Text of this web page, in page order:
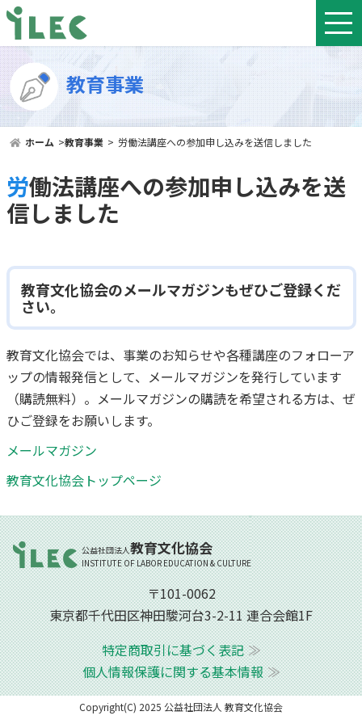
教育事業
ホーム >教育事業 > 労働法講座への参加申し込みを送信しました
労働法講座への参加申し込みを送
信しました
教育文化協会のメールマガジンもぜひご登録くだ
さい。
教育文化協会では、事業のお知らせや各種講座のフォローア
ップの情報発信として、メールマガジンを発行しています
（購読無料）。メールマガジンの購読を希望される方は、ぜ
ひご登録をお願いします。
メールマガジン
教育文化協会トップページ
公益社団法人教育文化協会
INSTITUTE OF LABOR EDUCATION & CULTURE
〒101-0062
東京都千代田区神田駿河台3-2-11 連合会館1F
特定商取引に基づく表記
個人情報保護に関する基本情報
Copyright(C) 2025 公益社団法人 教育文化協会